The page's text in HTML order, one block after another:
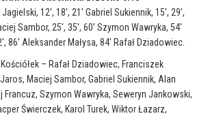
12′, 18′, 21′ Gabriel Sukiennik, 15′, 29′,
Sambor, 25′, 35′, 60′ Szymon Wawryka, 54′
86′ Aleksander Małysa, 84′ Rafał Dziadowiec.
Kościółek – Rafał Dziadowiec, Franciszek
Maciej Sambor, Gabriel Sukiennik, Alan
Francuz, Szymon Wawryka, Seweryn Jankowski,
Świerczek, Karol Turek, Wiktor Łazarz,